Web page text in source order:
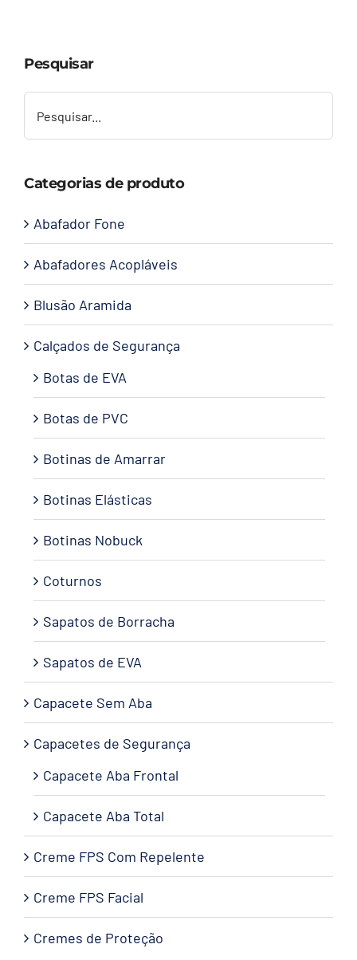
Contato
Pesquisar
Categorias de produto
Abafador Fone
Abafadores Acopláveis
Blusão Aramida
Calçados de Segurança
Botas de EVA
Botas de PVC
Botinas de Amarrar
Botinas Elásticas
Botinas Nobuck
Coturnos
Sapatos de Borracha
Sapatos de EVA
Capacete Sem Aba
Capacetes de Segurança
Capacete Aba Frontal
Capacete Aba Total
Creme FPS Com Repelente
Creme FPS Facial
Cremes de Proteção